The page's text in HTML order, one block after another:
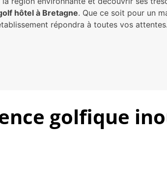
hôtel à Bretagne. Que ce soit pour un
répondra à toutes vos attentes.
golfique